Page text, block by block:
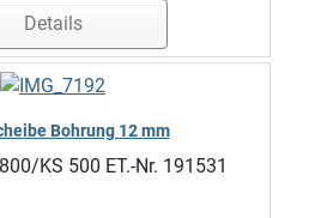
Details
Bohrung 12 mm
KS 500 ET.-Nr. 191531